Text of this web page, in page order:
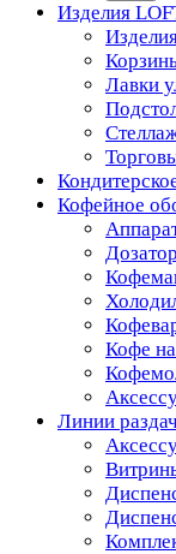
Изделия
Лавки
Кофейное
Кофе
Линии